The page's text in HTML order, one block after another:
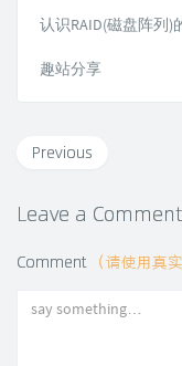
认识RAID(磁盘阵列)
趣站分享
Previous
Leave a Comment
Comment （请使用真